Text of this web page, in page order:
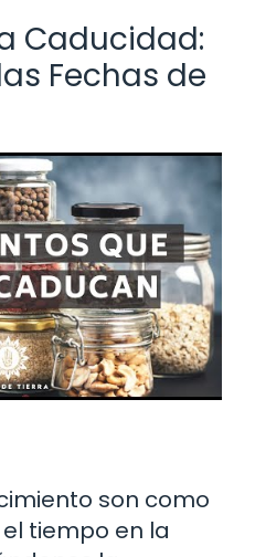
Caducidad:
Fechas de
son como
tiempo en la